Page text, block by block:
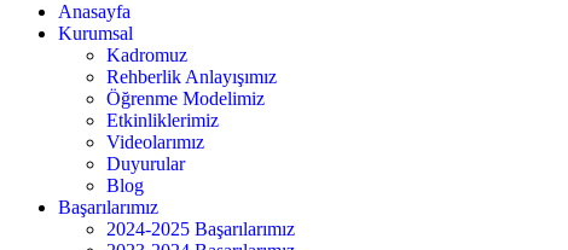
Anasayfa
Kurumsal
Kadromuz
Rehberlik Anlayışımız
Öğrenme Modelimiz
Etkinliklerimiz
Videolarımız
Duyurular
Blog
Başarılarımız
2024-2025 Başarılarımız